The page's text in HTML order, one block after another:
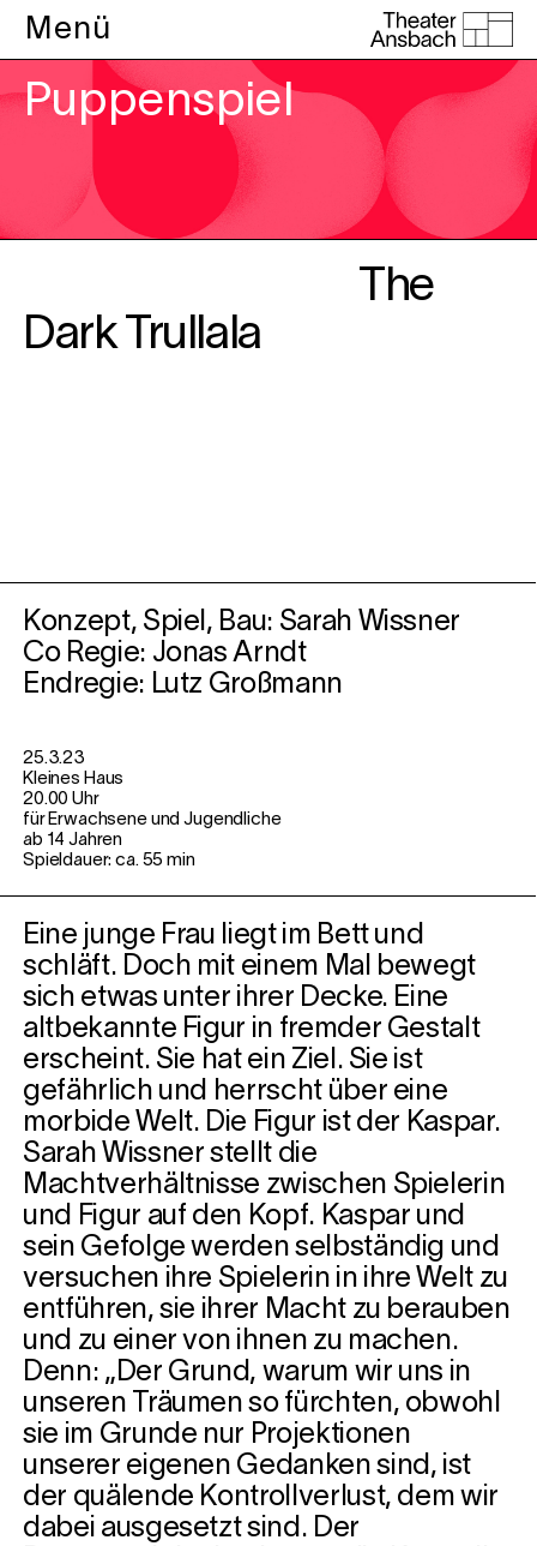
Menü
Puppenspiel
The
Dark Trullala
Konzept, Spiel, Bau: Sarah Wissner
Co Regie: Jonas Arndt
Endregie: Lutz Großmann
25.3.23
Kleines Haus
20.00 Uhr
für Erwachsene und Jugendliche
ab 14 Jahren
Spieldauer: ca. 55 min
Eine junge Frau liegt im Bett und
schläft. Doch mit einem Mal bewegt
sich etwas unter ihrer Decke. Eine
altbekannte Figur in fremder Gestalt
erscheint. Sie hat ein Ziel. Sie ist
gefährlich und herrscht über eine
morbide Welt. Die Figur ist der Kaspar.
Sarah Wissner stellt die
Machtverhältnisse zwischen Spielerin
und Figur auf den Kopf. Kaspar und
sein Gefolge werden selbständig und
versuchen ihre Spielerin in ihre Welt zu
entführen, sie ihrer Macht zu berauben
und zu einer von ihnen zu machen.
Denn: „Der Grund, warum wir uns in
unseren Träumen so fürchten, obwohl
sie im Grunde nur Projektionen
unserer eigenen Gedanken sind, ist
der quälende Kontrollverlust, dem wir
dabei ausgesetzt sind. Der